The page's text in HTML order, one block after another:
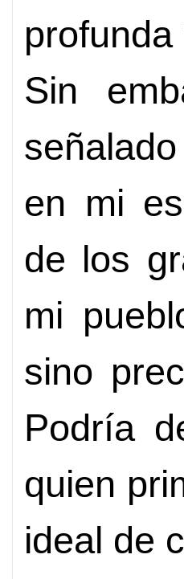
Sin
en mi
de los
mi
sino
Podría
quien
ideal de